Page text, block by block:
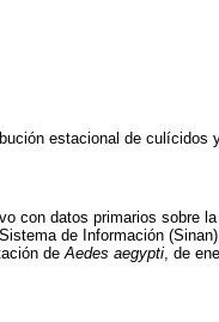
estacional de culícidos
con datos primarios sobre
de Información
deAedes aegypti, de